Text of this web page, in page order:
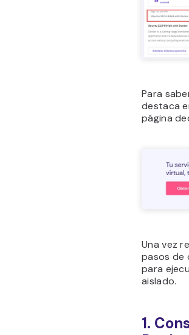
Para
destaca
página
Una vez
pasos de
para
aislado.
1.